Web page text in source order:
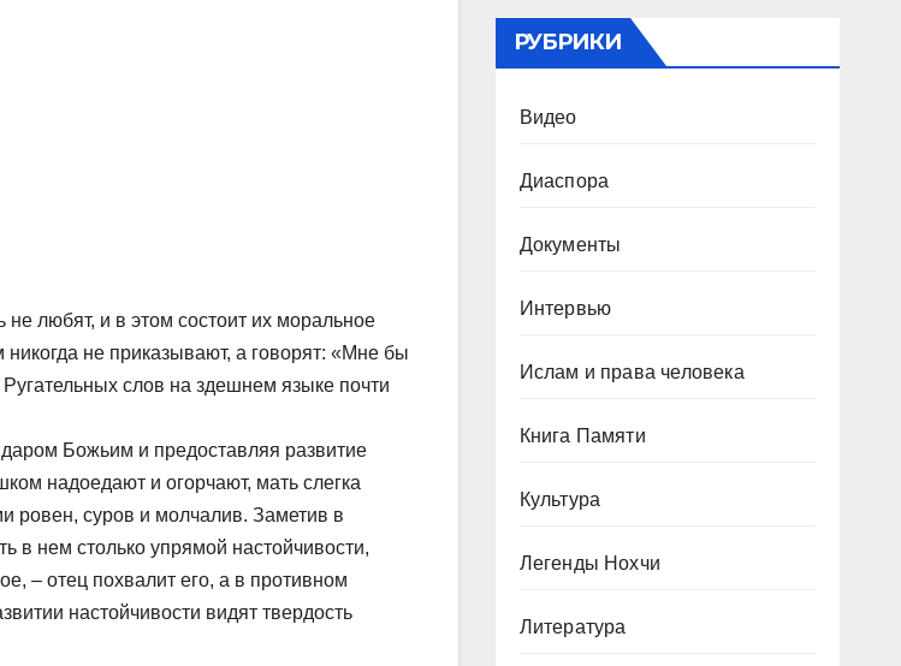
любят, и в этом состоит их моральное
не приказывают, а говорят: «Мне бы
слов на здешнем языке почти
даром Божьим и предоставляя развитие
надоедают и огорчают, мать слегка
ровен, суров и молчалив. Заметив в
в нем столько упрямой настойчивости,
– отец похвалит его, а в противном
настойчивости видят твердость
РУБРИКИ
Видео
Диаспора
Документы
Интервью
Ислам и права человека
Книга Памяти
Культура
Легенды Нохчи
Литература